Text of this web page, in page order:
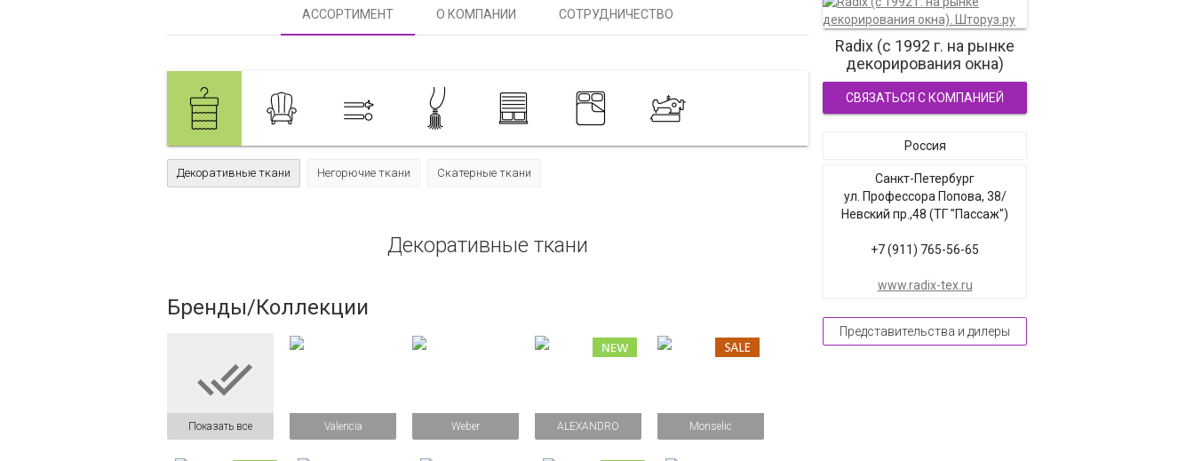
АССОРТИМЕНТ О КОМПАНИИ СОТРУДНИЧЕСТВО
Декоративные ткани Негорючие ткани Скатерные ткани
Декоративные ткани
Бренды/Коллекции

Показать все Valencia Weber ALEXANDRO Monselic
Radix (c 1992 г. на рынке
декорирования окна)
СВЯЗАТЬСЯ С КОМПАНИЕЙ
Россия
Санкт-Петербург
ул. Профессора Попова, 38/
Невский пр.,48 (ТГ "Пассаж")
+7 (911) 765-56-65
www.radix-tex.ru
Представительства и дилеры